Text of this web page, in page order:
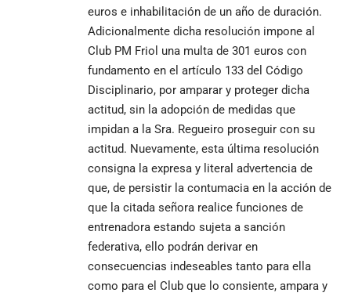
euros e inhabilitación de un año de duración.
Adicionalmente dicha resolución impone al
Club PM Friol una multa de 301 euros con
fundamento en el artículo 133 del Código
Disciplinario, por amparar y proteger dicha
actitud, sin la adopción de medidas que
impidan a la Sra. Regueiro proseguir con su
actitud. Nuevamente, esta última resolución
consigna la expresa y literal advertencia de
que, de persistir la contumacia en la acción de
que la citada señora realice funciones de
entrenadora estando sujeta a sanción
federativa, ello podrán derivar en
consecuencias indeseables tanto para ella
como para el Club que lo consiente, ampara y